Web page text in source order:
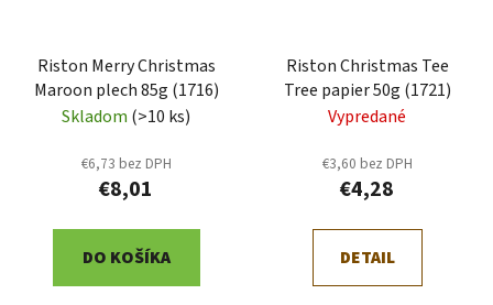
Riston Merry Christmas
Maroon plech 85g (1716)
Skladom (>10 ks)
€6,73 bez DPH
€8,01
DO KOŠÍKA
Riston Christmas Tee
Tree papier 50g (1721)
Vypredané
€3,60 bez DPH
€4,28
DETAIL